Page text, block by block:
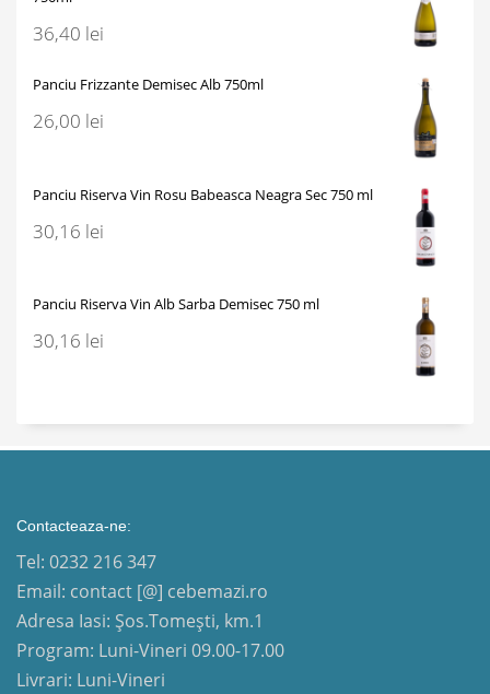
36,40 lei
Panciu Frizzante Demisec Alb 750ml
26,00 lei
Panciu Riserva Vin Rosu Babeasca Neagra Sec 750 ml
30,16 lei
Panciu Riserva Vin Alb Sarba Demisec 750 ml
30,16 lei
Contacteaza-ne:
Tel: 0232 216 347
Email: contact [@] cebemazi.ro
Adresa Iasi: Șos.Tomești, km.1
Program: Luni-Vineri 09.00-17.00
Livrari: Luni-Vineri